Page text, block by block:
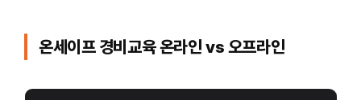
온세이프 경비교육 온라인 vs 오프라인